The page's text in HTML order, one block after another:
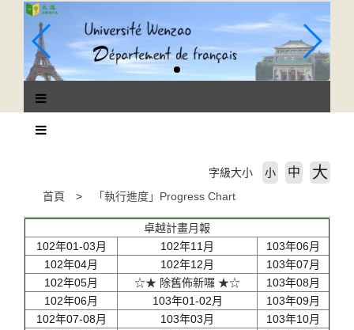
區
首頁 「執行進度」Progress Chart
字級大小 小 中 大
卓越計畫月報
102年01-03月
102年11月
103年06月
102年04月
102年12月
103年07月
102年05月
☆★ 除舊佈新囉 ★☆
103年08月
102年06月
103年01-02月
103年09月
102年07-08月
103年03月
103年10月